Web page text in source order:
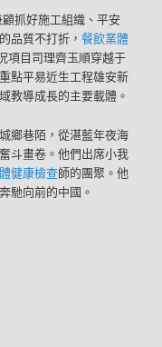
抓好施工組織、平安
品質不打折，餐飲業體
項目司理齊玉順穿越于
點平易近生工程雄安新
教導成長的主要載體。
鄉巷陌，從湛藍年夜海
斗畫卷。他們出席小我
健康檢查師的團聚。他
馳向前的中國。